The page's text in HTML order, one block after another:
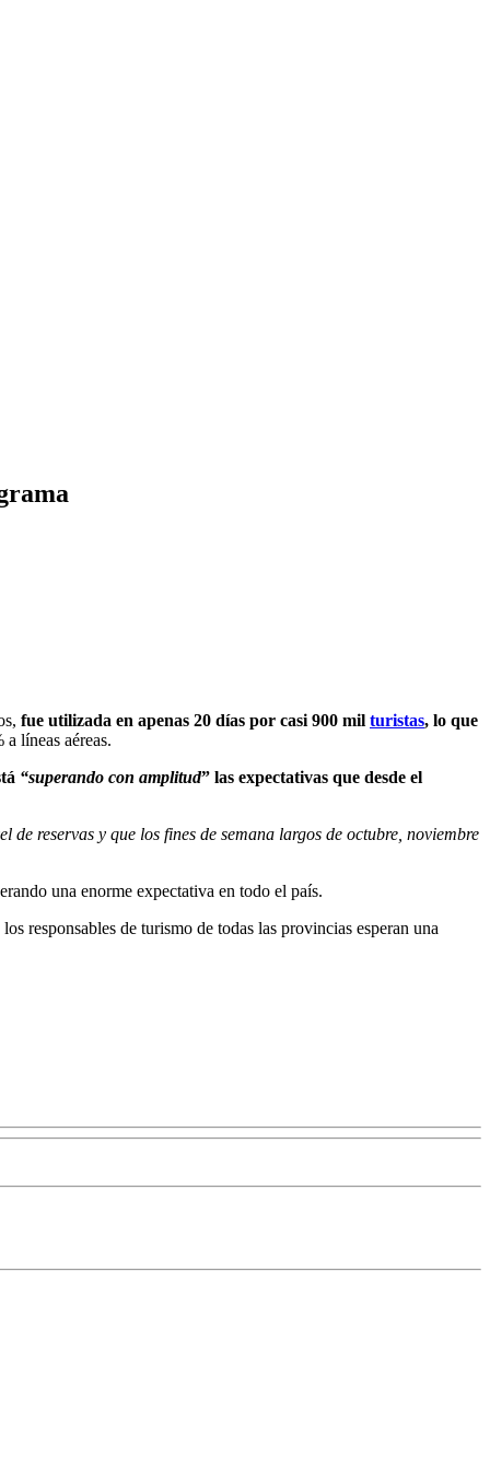
fue utilizada en apenas 20 días por casi 900 mil turistas, lo que
líneas aéreas.
“superando con amplitud” las expectativas que desde el
reservas y que los fines de semana largos de octubre, noviembre
una enorme expectativa en todo el país.
los responsables de turismo de todas las provincias esperan una